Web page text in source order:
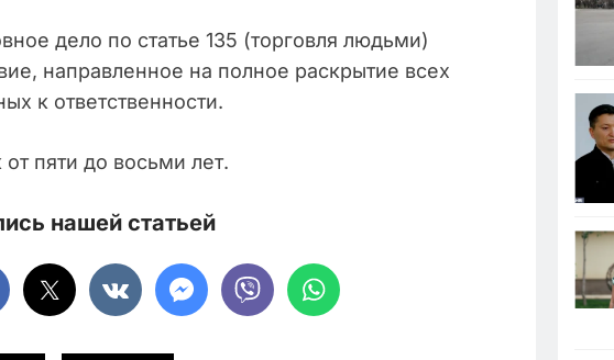
дело по статье 135 (торговля людьми)
направленное на полное раскрытие всех
к ответственности.
пяти до восьми лет.
нашей статьей